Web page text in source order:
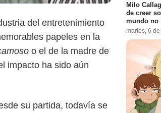
del entretenimiento
papeles en la
o el de la madre de
impacto ha sido aún
su partida, todavía se
Milo
de creer
mundo no
martes, 6